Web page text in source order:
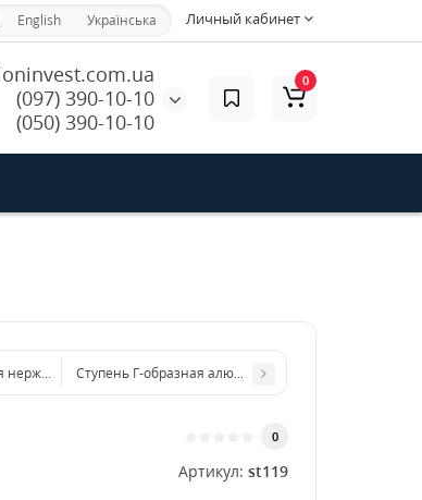
Личный кабинет
English Українська
(097) 390-10-10
(050) 390-10-10
0
нержавеющая 1500x3 мм
Ступень Г-образная алюминиевая 600x3 мм
0
Артикул: st119